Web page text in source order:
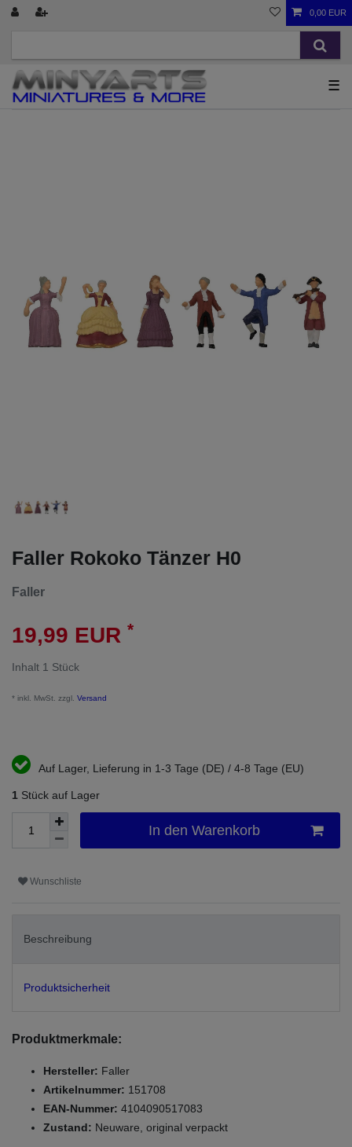
0,00 EUR
☰
Faller Rokoko Tänzer H0
Faller
19,99 EUR *
Inhalt 1 Stück
* inkl. MwSt. zzgl. Versand
Auf Lager, Lieferung in 1-3 Tage (DE) / 4-8 Tage (EU)
1 Stück auf Lager
In den Warenkorb
Wunschliste
Beschreibung
Produktsicherheit
Produktmerkmale:
Hersteller: Faller
Artikelnummer: 151708
EAN-Nummer: 4104090517083
Zustand: Neuware, original verpackt